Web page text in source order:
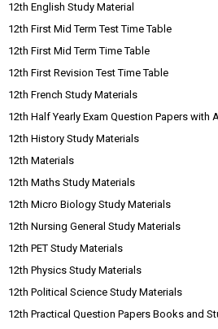
12th English Study Material
12th First Mid Term Test Time Table
12th First Mid Term Time Table
12th First Revision Test Time Table
12th French Study Materials
12th Half Yearly Exam Question Papers with
12th History Study Materials
12th Materials
12th Maths Study Materials
12th Micro Biology Study Materials
12th Nursing General Study Materials
12th PET Study Materials
12th Physics Study Materials
12th Political Science Study Materials
12th Practical Question Papers Books and